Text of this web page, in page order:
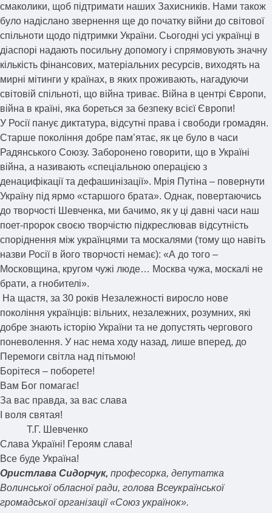
смаколики, щоб підтримати наших Захисників. Нами також
було надіслано звернення ще до початку війни до світової
спільноти щодо підтримки України. Сьогодні усі українці в
діаспорі надають посильну допомогу і спрямовують значну
кількість фінансових, матеріальних ресурсів, виходять на
мирні мітинги у країнах, в яких проживають, нагадуючи
світовій спільноті, що війна триває. Війна в центрі Європи,
війна в країні, яка бореться за безпеку всієї Європи!
У Росії панує диктатура, відсутні права і свободи громадян.
Старше покоління добре пам’ятає, як це було в часи
Радянського Союзу. Заборонено говорити, що в Україні
війна, а називають «спеціальною операцією з
денацифікації та дефашинізації». Мрія Путіна – повернути
Україну під ярмо «старшого брата». Однак, повертаючись
до творчості Шевченка, ми бачимо, як у ці давні часи наш
поет-пророк своєю творчістю підкреслював відсутність
споріднення між українцями та москалями (тому що навіть
назви Росії в його творчості немає): «А до того –
Московщина, кругом чужі люде… Москва чужа, москалі не
брати, а гнобителі».
На щастя, за 30 років Незалежності виросло нове
покоління українців: вільних, незалежних, розумних, які
добре знають історію України та не допустять чергового
поневолення. У нас нема ходу назад, лише вперед, до
Перемоги світла над пітьмою!
Борітеся – поборете!
Вам Бог помагає!
За вас правда, за вас слава
І воля святая!
Т.Г. Шевченко
Слава Україні! Героям слава!
Все буде Україна!
Ористлава Сидорчук, професорка, депутатка
Волинської обласної ради, голова Всеукраїнської
громадської організації «Союз українок».